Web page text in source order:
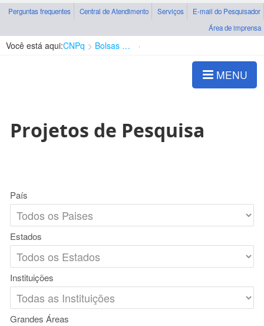
Perguntas frequentes Central de Atendimento Serviços
E-mail do Pesquisador
Área de imprensa
Você está aqui:CNPq Bolsas e Auxílios Vigentes
MENU
Projetos de Pesquisa
País
Estados
Instituições
Grandes Áreas